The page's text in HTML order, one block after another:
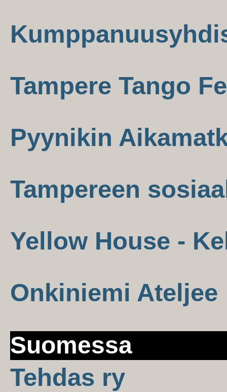
Tampere Tango
Pyynikin
Tampereen
Yellow House -
Onkiniemi Ateljee
Suomessa
Tehdas ry